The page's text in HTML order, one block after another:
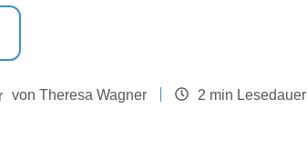
vonTheresa Wagner
2 min Lesedauer